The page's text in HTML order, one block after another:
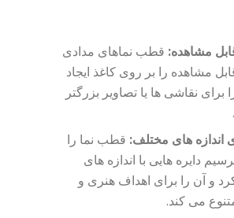
مشاهده: قطب نماهای مدادی
مشاهده را بر روی کاغذ ایجاد
برای نقاشی ها یا تصاویر بزرگتر
اندازه های مختلف: قطب نما را
دایره هایی با اندازه های
و آن را برای اهداف هنری و
می کند.